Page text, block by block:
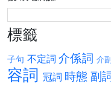
標籤
子句 不定詞 介係詞 介
容詞 冠詞 時態 副